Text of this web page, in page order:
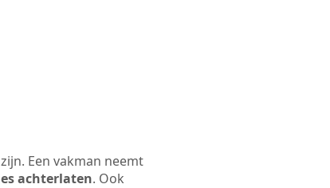
Een vakman neemt
achterlaten. Ook